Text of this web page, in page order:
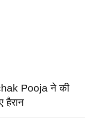
Pooja ने की
हैरान